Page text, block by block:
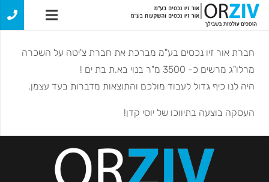
חברת אור זיו נכסים בע"מ מברכת את חברת צ'יטה על השכרה
מרלו"ג מרשים כ- 3500 מ"ר בנוי בא.ת בת ים !
היה לנו כיף גדול לעבוד מולכם והתוצאות מדברות בעד עצמן.
העסקה בוצעה בתיווכו של יוסי קדן!